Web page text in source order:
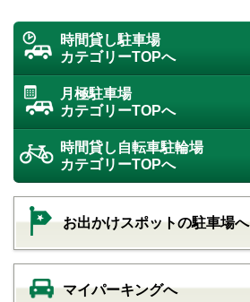
時間貸し駐車場
カテゴリーTOPへ
月極駐車場
カテゴリーTOPへ
時間貸し自転車駐輪場
カテゴリーTOPへ
お出かけスポットの駐車場へ
マイパーキングへ